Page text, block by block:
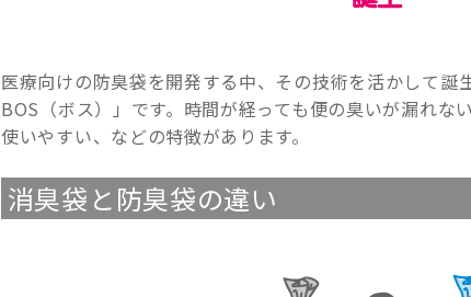
医療向けの防臭袋を開発する中、その技術を活かして誕
BOS（ボス）」です。時間が経っても便の臭いが漏れな
使いやすい、などの特徴があります。
消臭袋と防臭袋の違い